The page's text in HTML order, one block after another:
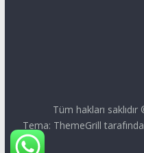
Tüm hakları
Tema: ThemeGrill